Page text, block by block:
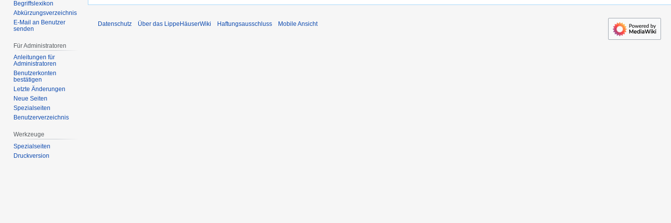
Begriffslexikon
Abkürzungsverzeichnis
E-Mail an Benutzer
senden
Für Administratoren
Anleitungen für
Administratoren
Benutzerkonten
bestätigen
Letzte Änderungen
Neue Seiten
Spezialseiten
Benutzerverzeichnis
Werkzeuge
Spezialseiten
Druckversion
Datenschutz Über das LippeHäuserWiki Haftungsausschluss Mobile Ansicht